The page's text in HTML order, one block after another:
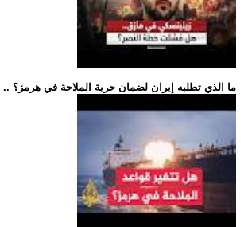
.. ما الذي تطلبه إيران لضمان حرية الملاحة في هرمز؟